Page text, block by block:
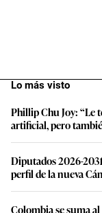
Lo más visto
Phillip Chu Joy: “Le
artificial, pero
Diputados 2026-
perfil de la nueva
Colombia se suma